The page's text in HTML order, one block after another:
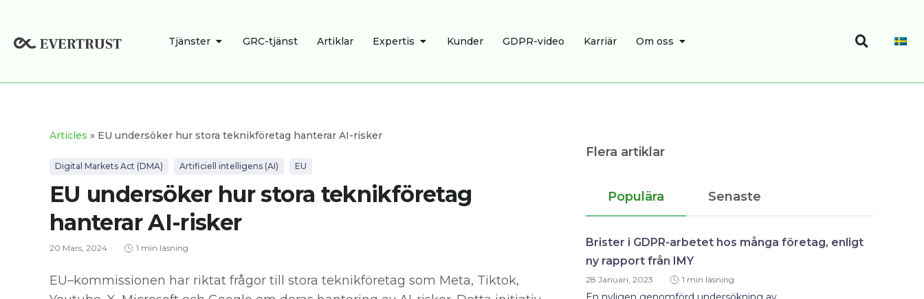
innehåll
Tjänster ÖPPNA TJÄNSTER
GRC-tjänst Artiklar Expertis ÖPPNA EXPERTIS
Kunder GDPR-video Karriär Om oss ÖPPNA OM OSS Sök
Articles » EU undersöker hur stora teknikföretag hanterar AI-risker
Digital Markets Act (DMA) Artificiell intelligens (AI) EU
EU undersöker hur stora teknikföretag
hanterar AI-risker
20 Mars, 2024 1 min läsning
EU–kommissionen har riktat frågor till stora teknikföretag som Meta, Tiktok,
Flera artiklar
Populära Senaste
Brister i GDPR-arbetet hos många företag, enligt
ny rapport från IMY
28 Januari, 2023 1 min läsning